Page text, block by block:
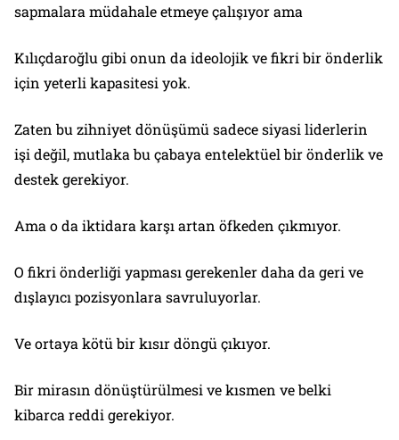
sapmalara müdahale etmeye çalışıyor ama
Kılıçdaroğlu gibi onun da ideolojik ve fikri bir önderlik
için yeterli kapasitesi yok.
Zaten bu zihniyet dönüşümü sadece siyasi liderlerin
işi değil, mutlaka bu çabaya entelektüel bir önderlik ve
destek gerekiyor.
Ama o da iktidara karşı artan öfkeden çıkmıyor.
O fikri önderliği yapması gerekenler daha da geri ve
dışlayıcı pozisyonlara savruluyorlar.
Ve ortaya kötü bir kısır döngü çıkıyor.
Bir mirasın dönüştürülmesi ve kısmen ve belki
kibarca reddi gerekiyor.